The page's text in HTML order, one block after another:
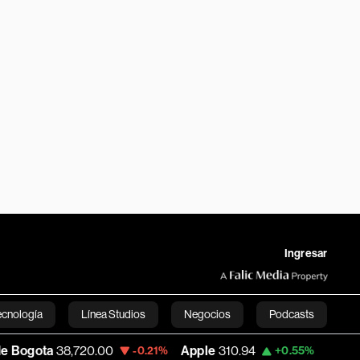
Ingresar
Línea Studios Negocios Podcasts
English
-0.21% Apple 310.94 +0.55% USD COP 3,175.95